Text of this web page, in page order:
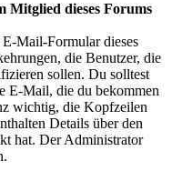
Mitglied dieses Forums
Mail-Formular dieses
die Benutzer, die
sollen. Du solltest
E-Mail, die du bekommen
wichtig, die Kopfzeilen
Details über den
hat. Der Administrator